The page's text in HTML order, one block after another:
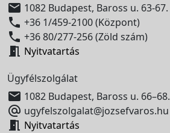
 1082 Budapest, Baross u. 63-67.
 +36 1/459-2100 (Központ)
 +36 80/277-256 (Zöld szám)
 Nyitvatartás
Ügyfélszolgálat
 1082 Budapest, Baross u. 66–68.
 ugyfelszolgalat@jozsefvaros.hu
 Nyitvatartás